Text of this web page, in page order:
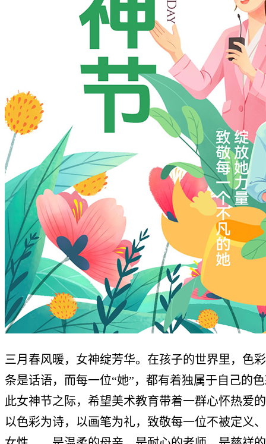
三月春风暖，女神绽芳华。在孩子的世界里，色
条是话语，而每一位“她”，都有着独属于自己的
此女神节之际，希望美术教育带着一群心怀热爱
以色彩为诗，以画笔为礼，致敬每一位不被定义